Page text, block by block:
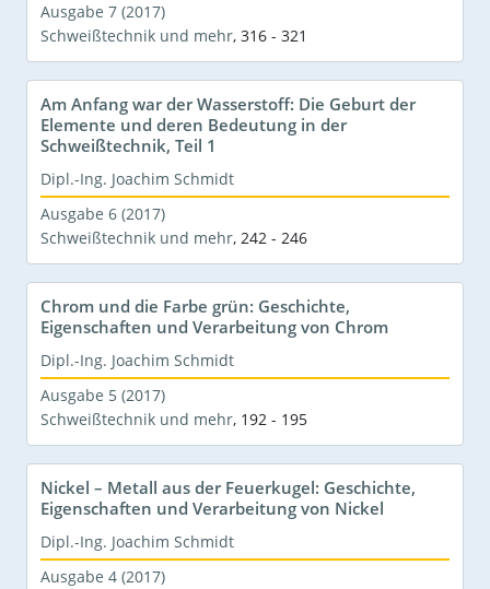
Ausgabe 7 (2017)
Schweißtechnik und mehr, 316 - 321
Am Anfang war der Wasserstoff: Die Geburt der
Elemente und deren Bedeutung in der
Schweißtechnik, Teil 1
Dipl.-Ing. Joachim Schmidt
Ausgabe 6 (2017)
Schweißtechnik und mehr, 242 - 246
Chrom und die Farbe grün: Geschichte,
Eigenschaften und Verarbeitung von Chrom
Dipl.-Ing. Joachim Schmidt
Ausgabe 5 (2017)
Schweißtechnik und mehr, 192 - 195
Nickel – Metall aus der Feuerkugel: Geschichte,
Eigenschaften und Verarbeitung von Nickel
Dipl.-Ing. Joachim Schmidt
Ausgabe 4 (2017)